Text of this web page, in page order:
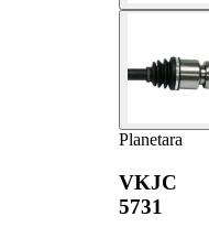
Planetara
VKJC
5731